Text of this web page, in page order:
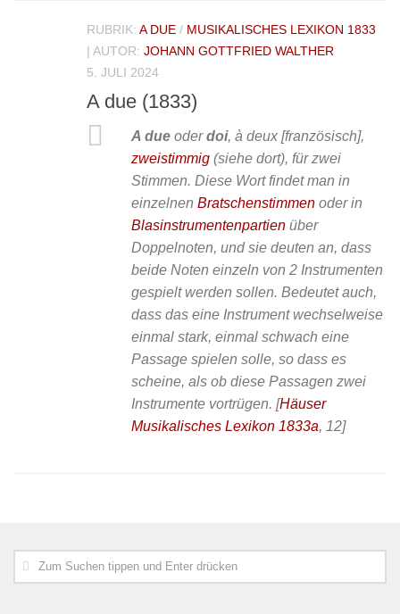
RUBRIK: A DUE / MUSIKALISCHES LEXIKON 1833
| AUTOR: JOHANN GOTTFRIED WALTHER
5. JULI 2024
A due (1833)
A due oderdoi, à deux [französisch],
zweistimmig (siehe dort), für zwei
Stimmen. Diese Wort findet man in
einzelnen Bratschenstimmen oder in
Blasinstrumentenpartien über
Doppelnoten, und sie deuten an, dass
beide Noten einzeln von 2 Instrumenten
gespielt werden sollen. Bedeutet auch,
dass das eine Instrument wechselweise
einmal stark, einmal schwach eine
Passage spielen solle, so dass es
scheine, als ob diese Passagen zwei
Instrumente vortrügen. [Häuser
Musikalisches Lexikon 1833a, 12]